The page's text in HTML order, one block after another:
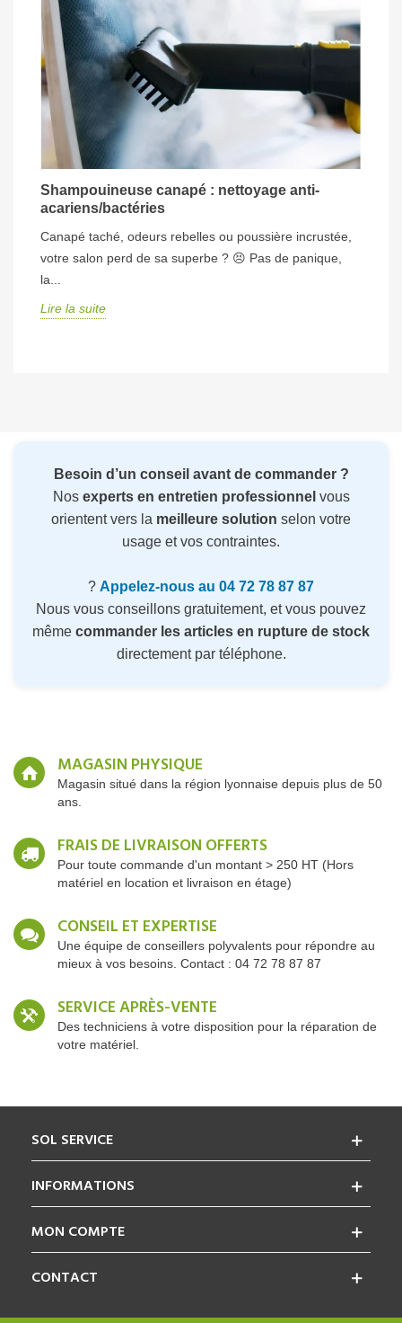
Shampouineuse canapé : nettoyage anti-
acariens/bactéries
Canapé taché, odeurs rebelles ou poussière incrustée,
votre salon perd de sa superbe ? 😣 Pas de panique,
la...
Lire la suite
Besoin d’un conseil avant de commander ?
Nos experts en entretien professionnel vous
orientent vers la meilleure solution selon votre
usage et vos contraintes.
? Appelez-nous au 04 72 78 87 87
Nous vous conseillons gratuitement, et vous pouvez
même commander les articles en rupture de stock
directement par téléphone.
MAGASIN PHYSIQUE
Magasin situé dans la région lyonnaise depuis plus de 50
ans.
FRAIS DE LIVRAISON OFFERTS
Pour toute commande d'un montant > 250 HT (Hors
matériel en location et livraison en étage)
CONSEIL ET EXPERTISE
Une équipe de conseillers polyvalents pour répondre au
mieux à vos besoins. Contact : 04 72 78 87 87
SERVICE APRÈS-VENTE
Des techniciens à votre disposition pour la réparation de
votre matériel.
INFORMATIONS
MON COMPTE
SOL SERVICE
CONTACT